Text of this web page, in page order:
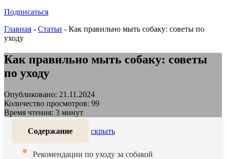
Подписаться
Главная - Статьи - Как правильно мыть собаку: советы по
уходу
Как правильно мыть собаку: советы
по уходу
Опубликовано: 21.11.2024
Количество просмотров: 99
Время чтения: 3 минут
Содержание скрыть
Рекомендации по уходу за собакой